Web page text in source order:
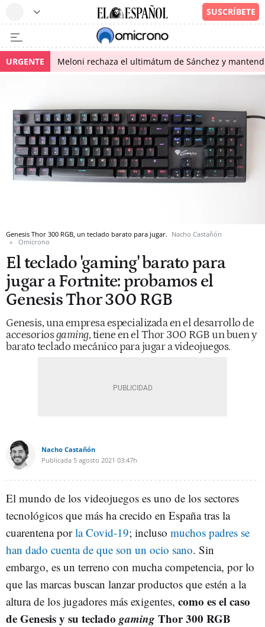
URGENTE Meloni rechaza el ultimátum de Sánchez y
Genesis Thor 300 RGB, un teclado barato para jugar. Nacho Castañón
Omicrono
El teclado 'gaming' barato para
jugar a Fortnite: probamos el
Genesis Thor 300 RGB
Genesis, una empresa especializada en el desarrollo de
accesoriosgaming, tiene en el Thor 300 RGB un buen y
barato teclado mecánico para jugar a videojuegos.
Nacho Castañón
Publicada 5 agosto 2021 03:47h
El mundo de los videojuegos es uno de los sectores
tecnológicos que más ha crecido en España tras la
cuarentena porla Covid-19; incluso muchos padres se
han dado cuenta de que son un ocio sano. Sin
embargo, es un terreno con mucha competencia, por lo
que las marcas buscan lanzar productos que estén a la
altura de los jugadores más exigentes, como es el caso
de Genesis y su teclado gaming Thor 300 RGB